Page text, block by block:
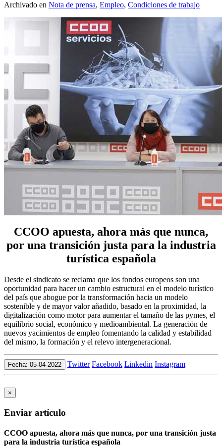
Archivado en Nota de prensa, Empleo, Condiciones de trabajo
CCOO apuesta, ahora más que nunca,
por una transición justa para la industria
turística española
Desde el sindicato se reclama que los fondos europeos son una
oportunidad para hacer un cambio estructural en el modelo turístico
del país que abogue por la transformación hacia un modelo
sostenible y de mayor valor añadido, basado en la proximidad, la
digitalización como motor para aumentar el tamaño de las pymes, el
equilibrio social, económico y medioambiental. La generación de
nuevos yacimientos de empleo fomentando la calidad y estabilidad
del mismo, la formación y el relevo intergeneracional.
Fecha: 05-04-2022 Twitter Facebook Linkedin Instagram
×
Enviar artículo
CCOO apuesta, ahora más que nunca, por una transición justa
para la industria turística española